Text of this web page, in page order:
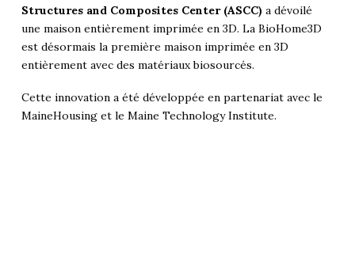
Structures and Composites Center (ASCC) a dévoilé
une maison entièrement imprimée en 3D. La BioHome3D
est désormais la première maison imprimée en 3D
entièrement avec des matériaux biosourcés.
Cette innovation a été développée en partenariat avec le
MaineHousing et le Maine Technology Institute.